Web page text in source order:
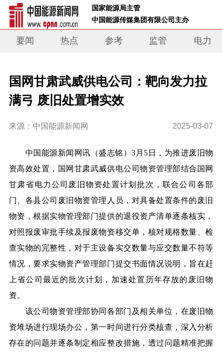
国家能源局主管
中国能源传媒集团有限公司主办
要闻 热点 参考 监管 电力
国网甘肃武威供电公司：靶向发力拉
满弓 废旧处置增实效
来源：中国能源新闻网 2025-03-07
中国能源新闻网讯 （盛志铭）3月5日，为推进废旧物
资高效处置，国网甘肃武威供电公司物资管理部结合 国网
甘肃省电力公司废旧物资处置计划批次，联合公司各部
门、各县公司废旧物资管理人员，对具备处置条件的废旧
物资，根据实物管理部门提供的退役资产清单逐条核实，
对照报废审批手续及报废物资移交单，核对规格数量、检
查实物的完整性，对于主设备实交数量与应交数量不符等
情况，要求实物资产管理部门提交书面情况说明，旨在赶
上省公司最近的批次计划，加速处置历年存放的废旧物
资。
该公司物资管理部协同各部门及相关单位，在废旧物
资堆场进行现场办公，第一时间进行分类核查，深入分析
存在的问题并逐条制定相应整改措施，透过问题精准把握